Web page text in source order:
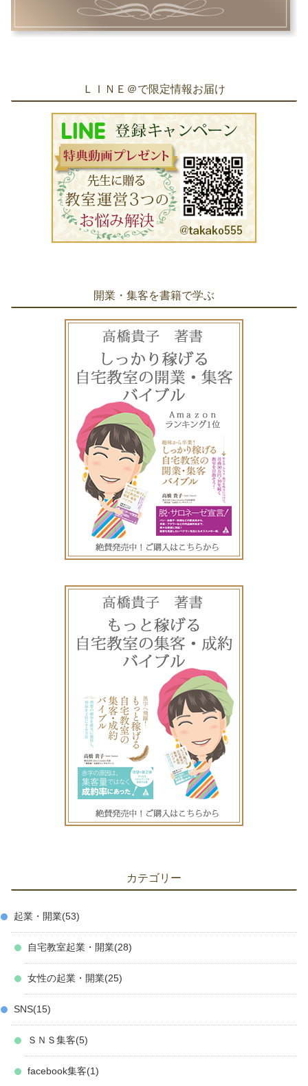
ＬＩＮＥ＠で限定情報お届け
開業・集客を書籍で学ぶ
カテゴリー
起業・開業 53
自宅教室起業・開業 28
女性の起業・開業 25
SNS 15
ＳＮＳ集客 5
facebook集客 1